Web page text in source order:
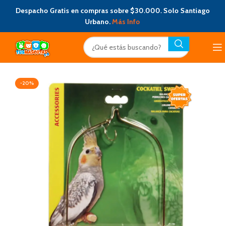
Despacho Gratis en compras sobre $30.000. Solo Santiago
Urbano.Más Info
-20%